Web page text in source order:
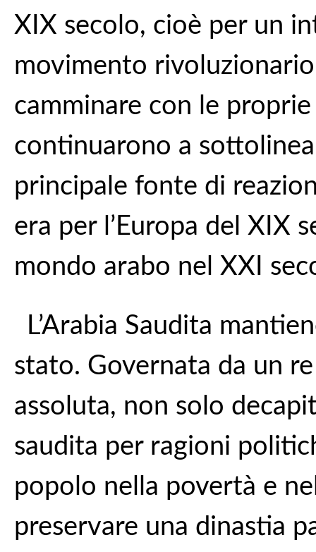
XIX secolo, cioè per un
movimento
camminare con le
continuarono a
principale fonte di
era per l’Europa del XIX
mondo arabo nel XXI
L’Arabia Saudita
stato. Governata da un
assoluta, non solo
saudita per ragioni
popolo nella povertà e
preservare una dinastia